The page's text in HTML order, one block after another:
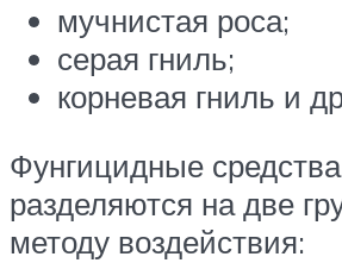
мучнистая роса;
серая гниль;
корневая гниль и
Фунгицидные средства
разделяются на две
методу воздействия: